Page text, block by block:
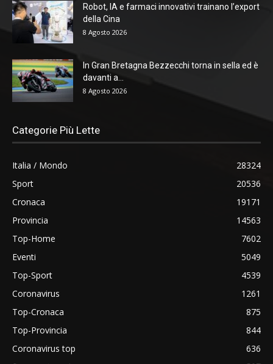
Robot, IA e farmaci innovativi trainano l’export
della Cina
8 Agosto 2026
In Gran Bretagna Bezzecchi torna in sella ed è
davanti a...
8 Agosto 2026
Categorie Più Lette
Italia / Mondo
28324
Sport
20536
Cronaca
19171
Provincia
14563
Top-Home
7602
Eventi
5049
Top-Sport
4539
Coronavirus
1261
Top-Cronaca
875
Top-Provincia
844
Coronavirus top
636